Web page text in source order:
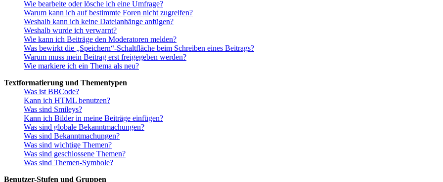
Wie bearbeite oder lösche ich eine Umfrage?
Warum kann ich auf bestimmte Foren nicht zugreifen?
Weshalb kann ich keine Dateianhänge anfügen?
Weshalb wurde ich verwarnt?
Wie kann ich Beiträge den Moderatoren melden?
Was bewirkt die „Speichern“-Schaltfläche beim Schreiben eines Beitrags?
Warum muss mein Beitrag erst freigegeben werden?
Wie markiere ich ein Thema als neu?
Textformatierung und Thementypen
Was ist BBCode?
Kann ich HTML benutzen?
Was sind Smileys?
Kann ich Bilder in meine Beiträge einfügen?
Was sind globale Bekanntmachungen?
Was sind Bekanntmachungen?
Was sind wichtige Themen?
Was sind geschlossene Themen?
Was sind Themen-Symbole?
Benutzer-Stufen und Gruppen